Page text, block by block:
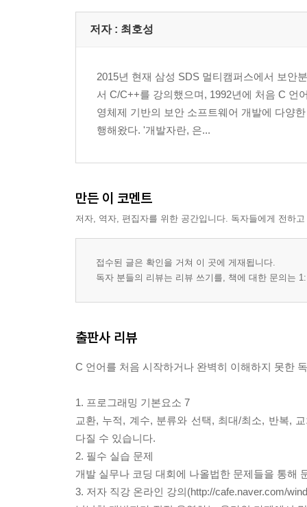
11.2.5. 배열 연산자 풀어쓰기
11.2.6. realloc( ), sprintf( ) 함수
11.4.1. char*의 배열
11.4.2. 다중 포인터
11.4.3. 다차원 배열에 대한 포인터
11.5. 변수와 메모리
연습문제
12장. 함수 응용
12.1. 매개변수 전달 방법
12.1.1. Call by value
12.3. 재귀호출
12.3.2. 재귀호출의 장/단점
12.4.1. 문자 처리 함수
12.4.2. 문자열 처리 함수
12.4.3. 유니코드 문자열
12.5. 유틸리티 함수
12.5.1. atoi( ), atol( ), atof( ) 함수
12.5.2. time( ), localtime( ), ctime( ) 함수
저자 : 최호성
2015년 현재 삼성 SDS 멀티캠퍼스에서 보안
서 C/C++를 강의했으며, 1992년에 처음 C 언
영체제 기반의 보안 소프트웨어 개발에 다양
행해왔다. '개발자란, 은...
만든 이 코멘트
저자, 역자, 편집자를 위한 공간입니다. 독자들에게 전하
접수된 글은 확인을 거쳐 이 곳에 게재됩니다.
독자 분들의 리뷰는 리뷰 쓰기를, 책에 대한 문의는
출판사 리뷰
C 언어를 처음 시작하거나 완벽히 이해하지 못한
1. 프로그래밍 기본요소 7
교환, 누적, 계수, 분류와 선택, 최대/최소, 반복,
다질 수 있습니다.
2. 필수 실습 문제
개발 실무나 코딩 대회에 나올법한 문제들을 통해
3. 저자 직강 온라인 강의(http://cafe.naver.com/